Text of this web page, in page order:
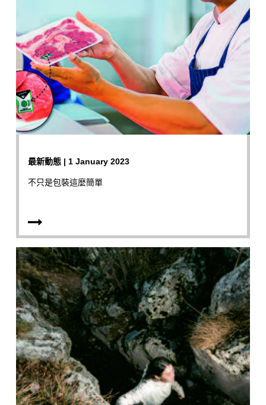
最新動態 | 1 January 2023
不只是包裝這麼簡單